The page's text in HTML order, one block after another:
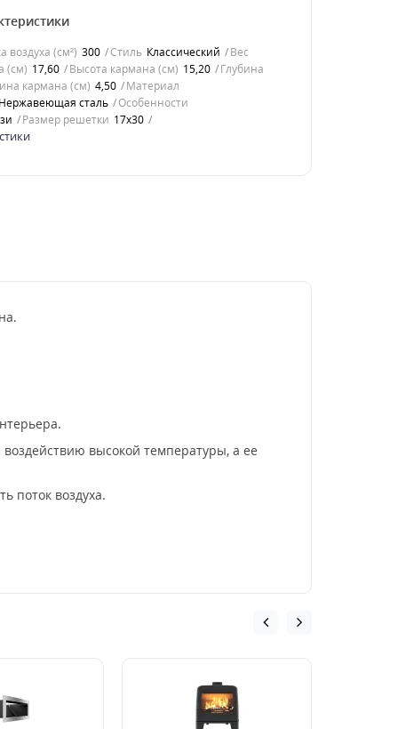
воздуха (см²) 300 Стиль Классический
Вес
(см) 17,60 Высота кармана (см) 15,20
Глубина
кармана (см) 4,50
Материал
Нержавеющая сталь
Особенности
Размер решетки 17x30
высокой температуры, а ее
поток воздуха.